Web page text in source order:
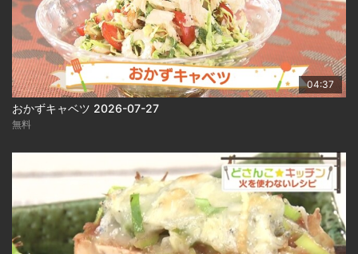
04:37
おかずキャベツ 2026-07-27
無料